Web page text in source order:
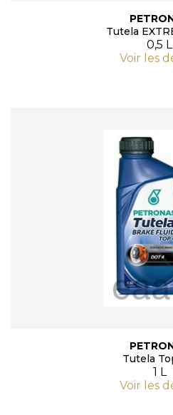
Tutela
0,5 L
Voir les
Tutela
1 L
Voir les